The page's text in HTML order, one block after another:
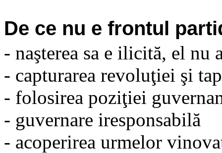
De ce nu e frontul
- naşterea sa e ilicită, el nu
- capturarea revoluţiei şi
- folosirea poziţiei
- guvernare iresponsabilă
- acoperirea urmelor